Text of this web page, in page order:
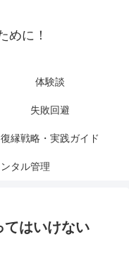
めに！
体験談
失敗回避
復縁戦略・実践ガイド
タル管理
てはいけない